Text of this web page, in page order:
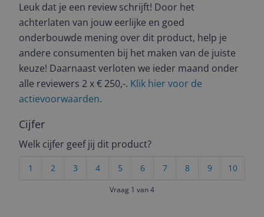
Leuk dat je een review schrijft! Door het
achterlaten van jouw eerlijke en goed
onderbouwde mening over dit product, help je
andere consumenten bij het maken van de juiste
keuze! Daarnaast verloten we ieder maand onder
alle reviewers 2 x € 250,-. Klik hier voor de
actievoorwaarden.
Cijfer
Welk cijfer geef jij dit product?
10
9
8
7
6
5
4
3
2
1
Vraag 1 van 4
Alle 3 prijzen en aanbieders
Meest populaire keuze – Scherpste prijs!
€ 131,78
-4% prijsdaling
3 tot 4 dagenGratis verzending
€20,-
Bekijk product
Bekijk product